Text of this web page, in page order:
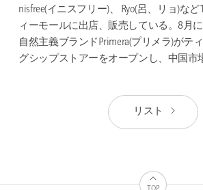
nisfree(イニスフリー)、 Ryo(呂、リョ)な
ィーモールに出店、販売している。8月
自然主義ブランドPrimera(プリメラ)がテ
グシップストアーをオープンし、中国市
リスト